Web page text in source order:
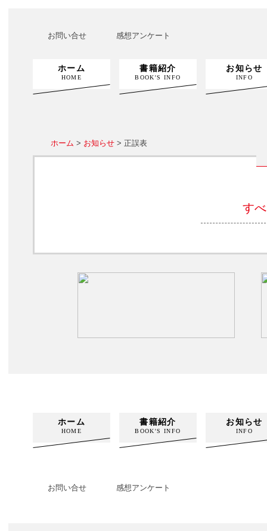
お問い合せ 感想アンケート
ホーム
HOME
書籍紹介
BOOK'S INFO
お知らせ
INFO
ホーム > お知らせ > 正誤表
す
お問い合せ 感想アンケート
ホーム
HOME
書籍紹介
BOOK'S INFO
お知らせ
INFO